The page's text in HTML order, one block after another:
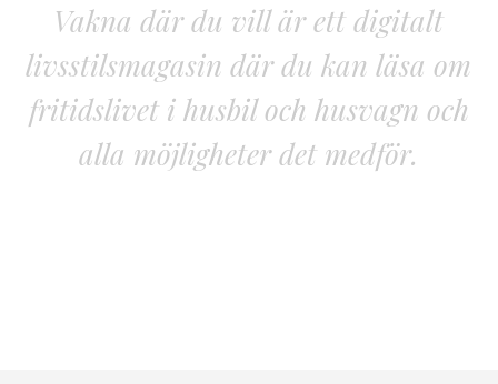
Vakna där du vill är ett digitalt
livsstilsmagasin där du kan läsa om
fritidslivet i husbil och husvagn och
alla möjligheter det medför.